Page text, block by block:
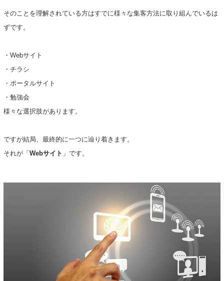
そのことを理解されている方はすでに様々な集客方法に取り組んでいるは
ずです。
・Webサイト
・チラシ
・ポータルサイト
・勉強会
様々な選択肢があります。
ですが結局、最終的に一つに辿り着きます。
それが「Webサイト 」です。